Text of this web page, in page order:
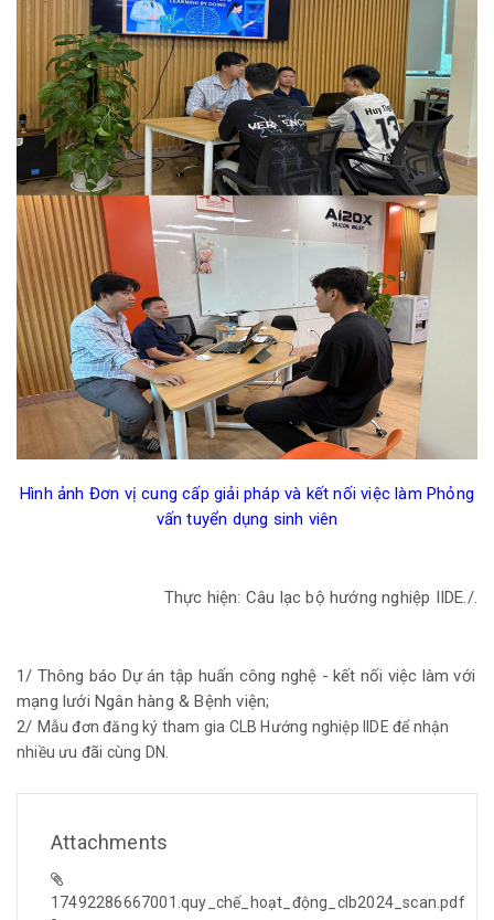
Hình ảnh Đơn vị cung cấp giải pháp và kết nối việc làm Phỏng
vấn tuyển dụng sinh viên
Thực hiện: Câu lạc bộ hướng nghiệp IIDE./.
1/ Thông báo Dự án tập huấn công nghệ - kết nối việc làm với
mạng lưới Ngân hàng & Bệnh viện;
2/ Mẫu đơn đăng ký tham gia CLB Hướng nghiệp IIDE để nhận
nhiều ưu đãi cùng DN.
Attachments
17492286667001.quy_chế_hoạt_động_clb2024_scan.pdf